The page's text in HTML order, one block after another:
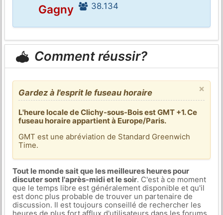
Gagny
38.134
Comment réussir?
×
Gardez à l'esprit le fuseau horaire
L'heure locale de Clichy-sous-Bois est GMT +1. Ce
fuseau horaire appartient à Europe/Paris.
GMT est une abréviation de Standard Greenwich
Time.
Tout le monde sait que les meilleures heures pour
discuter sont l'après-midi et le soir. C'est à ce moment
que le temps libre est généralement disponible et qu'il
est donc plus probable de trouver un partenaire de
discussion. Il est toujours conseillé de rechercher les